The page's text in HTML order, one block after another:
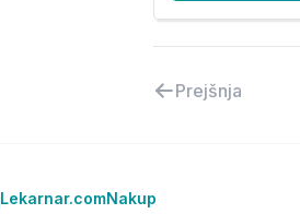
Prejšnja
Lekarnar.comNakup